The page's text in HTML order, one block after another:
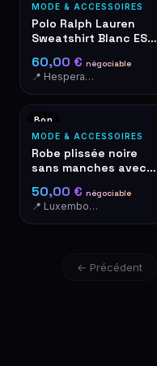
MODE & ACCESSOIRES
Polo Ralph Lauren
Sweatshirt Blanc EST
60,00 € négociable
📍 Hesperange
Bon
MODE & ACCESSOIRES
Robe plissée noire
sans manches avec
50,00 € négociable
📍 Luxembourg-Cents
← Précédent